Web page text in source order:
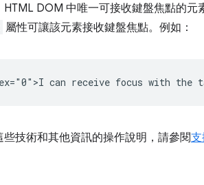
HTML DOM 中唯一可接收鍵盤焦點的
屬性可讓該元素接收鍵盤焦點。例如：
些技術和其他資訊的操作說明，請參閱